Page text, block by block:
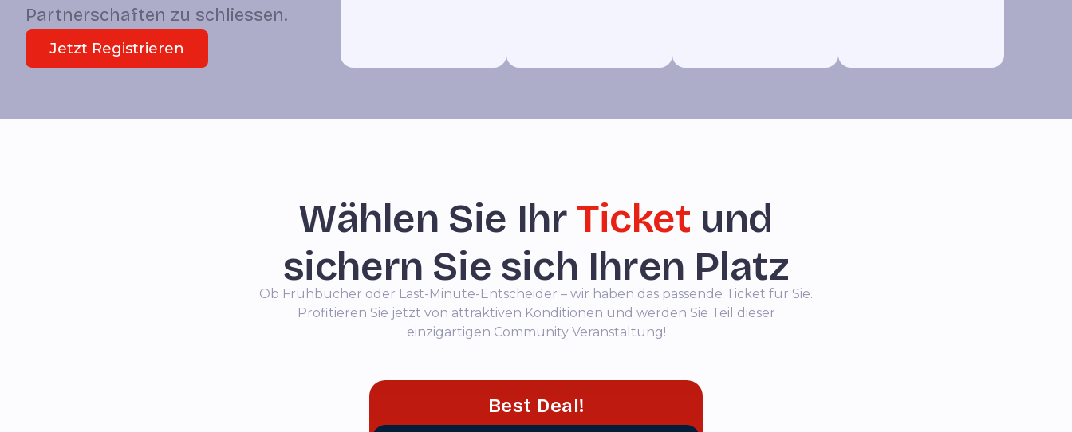
Partnerschaften zu schliessen.
Jetzt Registrieren
Wählen Sie Ihr Ticket und
sichern Sie sich Ihren Platz
Ob Frühbucher oder Last-Minute-Entscheider – wir haben das passende Ticket für Sie.
Profitieren Sie jetzt von attraktiven Konditionen und werden Sie Teil dieser
einzigartigen Community Veranstaltung!
Best Deal!